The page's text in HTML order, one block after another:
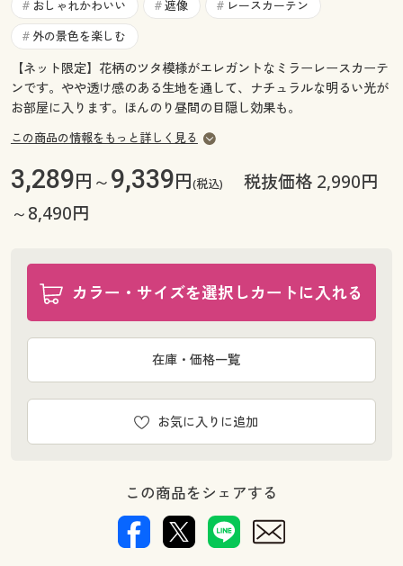
サポート
ご利用ガイド
よくある質問とお問い合わせ
ご利用ガイド
よくある質問とお問い合わせ
幅100×丈128(2枚組) ◎ 在庫あり
幅100×丈133(2枚組) ◎ 在庫あり
幅100×丈138(2枚組) ◎ 在庫あり
幅100×丈143(2枚組) ◎ 在庫あり
幅100×丈148(2枚組) ◎ 在庫あり
幅100×丈153(2枚組) ○ 在庫わずか
幅100×丈163(2枚組) ○ 在庫わずか
幅100×丈168(2枚組) ○ 在庫わずか
幅100×丈193(2枚組) ◎ 在庫あり
幅100×丈198(2枚組) ◎ 在庫あり
幅100×丈208(2枚組) ◎ 在庫あり
幅100×丈218(2枚組) ◎ 在庫あり
幅100×丈223(2枚組) ○ 在庫わずか
幅100×丈233(2枚組) ○ 在庫わずか
幅100×丈243(2枚組) ○ 在庫わずか
# おしゃれかわいい # 遮像 # レースカーテン
# 外の景色を楽しむ
【ネット限定】花柄のツタ模様がエレガントなミラーレースカーテ
ンです。やや透け感のある生地を通して、ナチュラルな明るい光が
お部屋に入ります。ほんのり昼間の目隠し効果も。
この商品の情報をもっと詳しく見る
3,289円～9,339円(税込)
税抜価格 2,990円
～8,490円
カラー・サイズを選択しカートに入れる
お気に入りに追加
在庫・価格一覧
この商品をシェアする